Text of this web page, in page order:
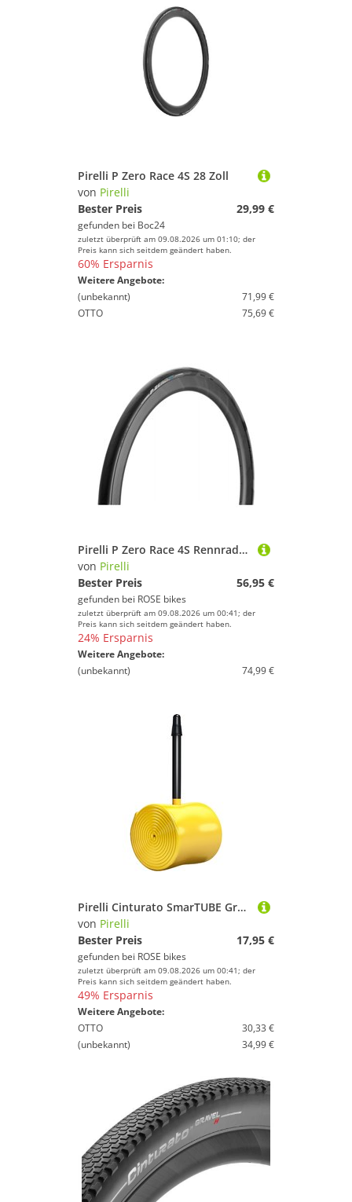
Pirelli P Zero Race 4S 28 Zoll
von Pirelli
Bester Preis
29,99 €
gefunden bei Boc24
zuletzt überprüft am 09.08.2026 um 01:10; der
Preis kann sich seitdem geändert haben.
60% Ersparnis
Weitere Angebote:
(unbekannt)
71,99 €
OTTO
75,69 €
Pirelli P Zero Race 4S Rennradreifen
von Pirelli
Bester Preis
56,95 €
gefunden bei ROSE bikes
zuletzt überprüft am 09.08.2026 um 00:41; der
Preis kann sich seitdem geändert haben.
24% Ersparnis
Weitere Angebote:
(unbekannt)
74,99 €
Pirelli Cinturato SmarTUBE Gravel/Allroad TPU Schlauch 28″
von Pirelli
Bester Preis
17,95 €
gefunden bei ROSE bikes
zuletzt überprüft am 09.08.2026 um 00:41; der
Preis kann sich seitdem geändert haben.
49% Ersparnis
Weitere Angebote:
OTTO
30,33 €
(unbekannt)
34,99 €